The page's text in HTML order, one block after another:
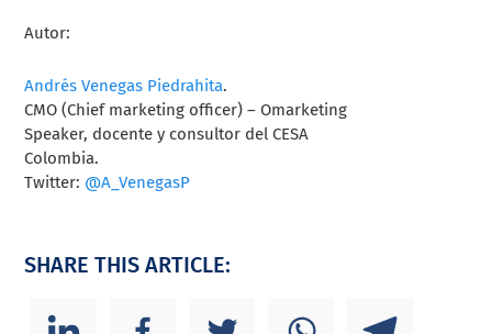
Autor:
Andrés Venegas Piedrahita.
CMO (Chief marketing officer) – Omarketing
Speaker, docente y consultor del CESA
Colombia.
Twitter: @A_VenegasP
SHARE THIS ARTICLE: